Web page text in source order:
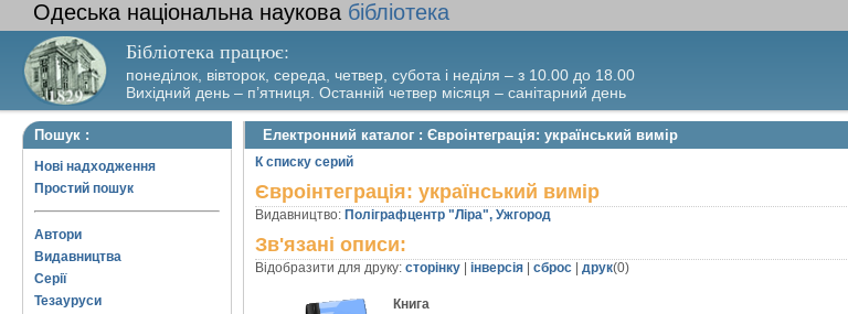
Одеська національна наукова бібліотека
Бібліотека працює:
понеділок, вівторок, середа, четвер, субота і неділя – з 10.00 до 18.00
Вихідний день – п’ятниця. Останній четвер місяця – санітарний день
Пошук :
Нові надходження
Простий пошук
Автори
Видавництва
Серії
Тезауруси
Електронний каталог : Євроінтеграція: український вимір
К списку серий
Євроінтеграція: український вимір
Видавництво: Поліграфцентр "Ліра", Ужгород
Зв'язані описи:
Відобразити для друку: сторінку інверсія сброс друк(0)
Книга